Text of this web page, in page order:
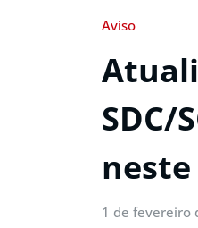
Aviso
SDC/
1 de fevereiro